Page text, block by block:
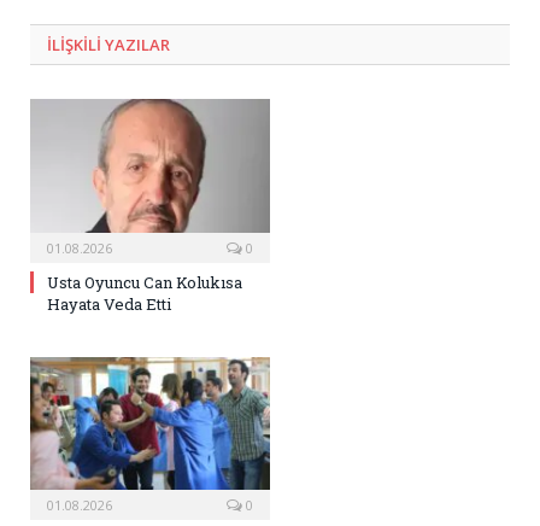
ILIŞKILI YAZILAR
01.08.2026 0
Usta Oyuncu Can Kolukısa
Hayata Veda Etti
01.08.2026 0